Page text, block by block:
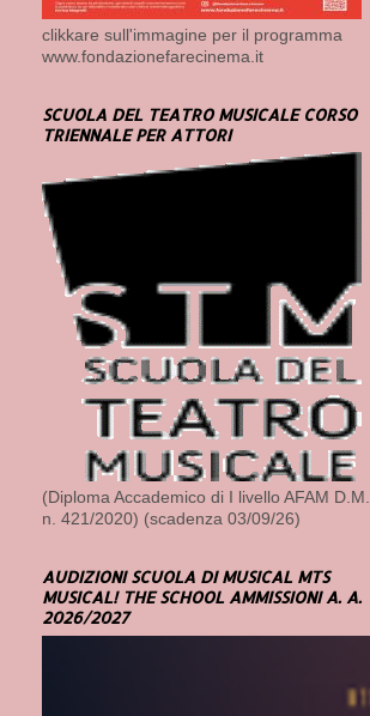
clikkare sull'immagine per il programma
www.fondazionefarecinema.it
SCUOLA DEL TEATRO MUSICALE CORSO
TRIENNALE PER ATTORI
(Diploma Accademico di I livello AFAM D.M.
n. 421/2020) (scadenza 03/09/26)
AUDIZIONI SCUOLA DI MUSICAL MTS
MUSICAL! THE SCHOOL AMMISSIONI A. A.
2026/2027